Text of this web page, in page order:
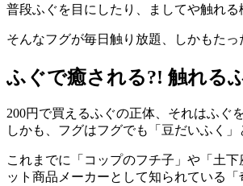
普段ふぐを目にしたり、ましてや触れる
そんなフグが毎日触り放題、しかもた
ふぐで癒される?! 触れる
200円で買えるふぐの正体、それはふぐ
しかも、フグはフグでも「豆だいふく
これまでに「コップのフチ子」や「土
ット商品メーカーとして知られている